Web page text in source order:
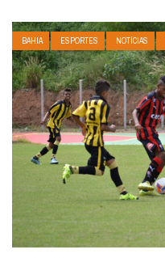
BAHIA ESPORTES NOTÍCIAS